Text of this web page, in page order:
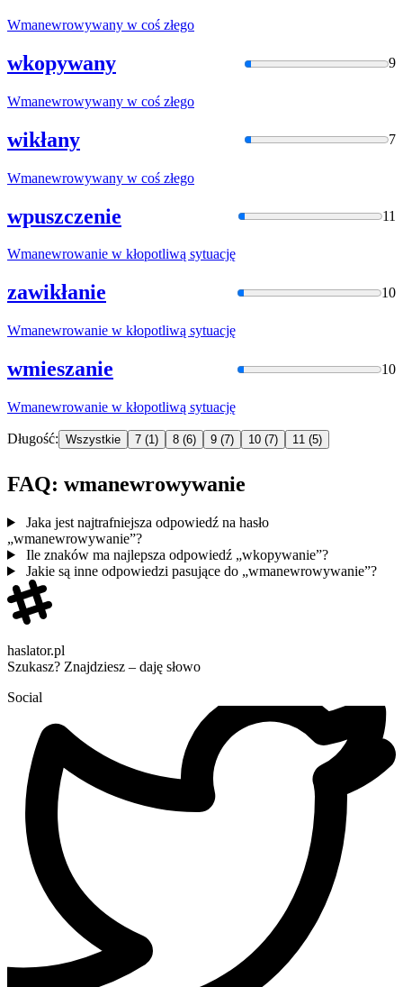
Wmanewrowywany w coś złego
wkopywany 9
Wmanewrowywany w coś złego
wikłany 7
Wmanewrowywany w coś złego
wpuszczenie 11
Wmanewrowanie w kłopotliwą sytuację
zawikłanie 10
Wmanewrowanie w kłopotliwą sytuację
wmieszanie 10
Wmanewrowanie w kłopotliwą sytuację
Długość: Wszystkie 7 (1) 8 (6) 9 (7) 10 (7) 11 (5)
FAQ: wmanewrowywanie
Jaka jest najtrafniejsza odpowiedź na hasło
„wmanewrowywanie”?
Ile znaków ma najlepsza odpowiedź „wkopywanie”?
Jakie są inne odpowiedzi pasujące do „wmanewrowywanie”?
haslator.pl
Szukasz? Znajdziesz – daję słowo
Social